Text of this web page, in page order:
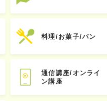
料理/お菓子/パン
通信講座/オンライ
ン講座